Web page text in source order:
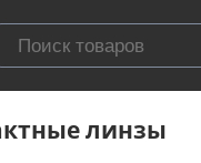
линзы